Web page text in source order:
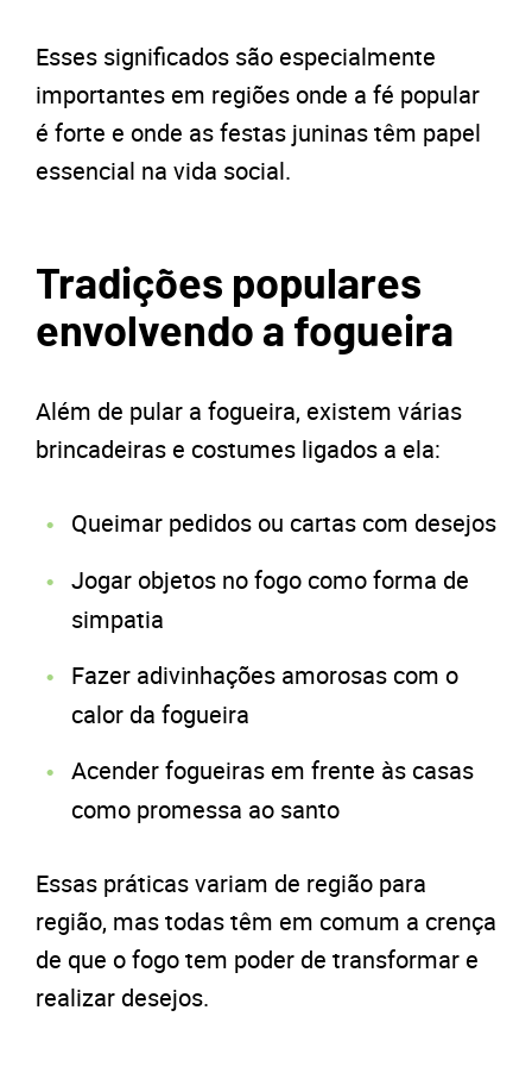
Esses significados são especialmente
importantes em regiões onde a fé popular
é forte e onde as festas juninas têm papel
essencial na vida social.
Tradições populares
envolvendo a fogueira
Além de pular a fogueira, existem várias
brincadeiras e costumes ligados a ela:
Queimar pedidos ou cartas com desejos
Jogar objetos no fogo como forma de
simpatia
Fazer adivinhações amorosas com o
calor da fogueira
Acender fogueiras em frente às casas
como promessa ao santo
Essas práticas variam de região para
região, mas todas têm em comum a crença
de que o fogo tem poder de transformar e
realizar desejos.